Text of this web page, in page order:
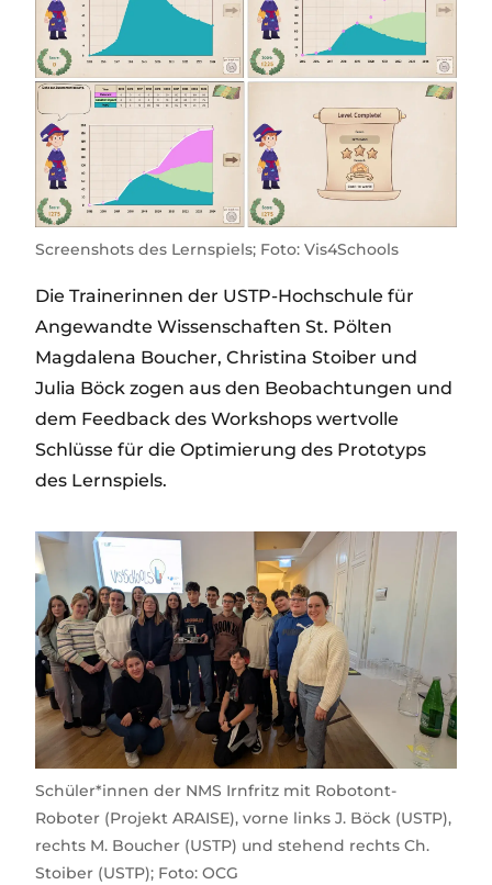
Screenshots des Lernspiels; Foto: Vis4Schools
Die Trainerinnen der USTP-Hochschule für
Angewandte Wissenschaften St. Pölten
Magdalena Boucher, Christina Stoiber und
Julia Böck zogen aus den Beobachtungen und
dem Feedback des Workshops wertvolle
Schlüsse für die Optimierung des Prototyps
des Lernspiels.
Schüler*innen der NMS Irnfritz mit Robotont-
Roboter (Projekt ARAISE), vorne links J. Böck (USTP),
rechts M. Boucher (USTP) und stehend rechts Ch.
Stoiber (USTP); Foto: OCG